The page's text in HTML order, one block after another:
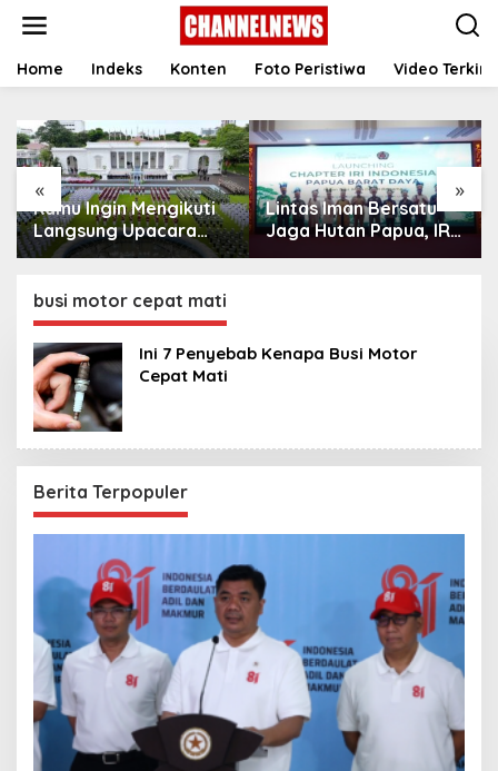
t
Home Indeks Konten Foto Peristiwa Video Terkini
« »
Kamu Ingin Mengikuti
Langsung Upacara
HUT Ke-81
Istana? Ini Link
Pendaftaran Resminya
di Sini
Lintas Iman Bersatu
Jaga Hutan Papua, IRI
Indonesia Resmikan
busi motor cepat mati
Ini 7 Penyebab Kenapa Busi Motor
Cepat Mati
Berita Terpopuler